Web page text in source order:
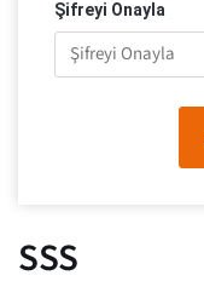
Şifreyi Onayla
SSS